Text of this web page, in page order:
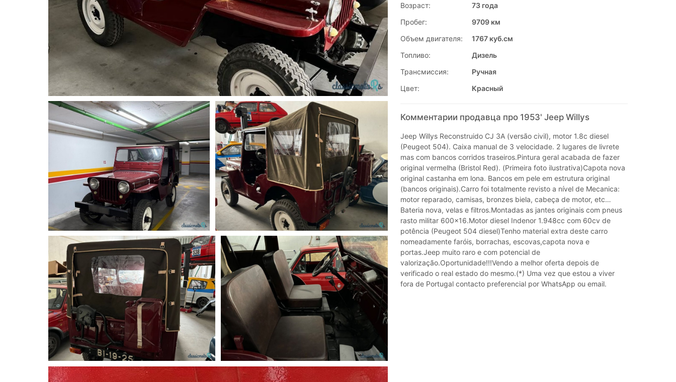
Возраст:
73 года
Пробег:
9709 км
Объем двигателя:
1767 куб.см
Топливо:
Дизель
Трансмиссия:
Ручная
Цвет:
Красный
Комментарии продавца про 1953' Jeep Willys
Jeep Willys Reconstruido CJ 3A (versão civil), motor 1.8c diesel
(Peugeot 504). Caixa manual de 3 velocidade. 2 lugares de livrete
mas com bancos corridos traseiros.Pintura geral acabada de fazer
original vermelha (Bristol Red). (Primeira foto ilustrativa)Capota nova
original castanha em lona. Bancos em pele em estrutura original
(bancos originais).Carro foi totalmente revisto a nível de Mecanica:
motor reparado, camisas, bronzes biela, cabeça de motor, etc…
Bateria nova, velas e filtros.Montadas as jantes originais com pneus
rasto militar 600x16.Motor diesel Indenor 1.948cc com 60cv de
potência (Peugeot 504 diesel)Tenho material extra deste carro
nomeadamente faróis, borrachas, escovas,capota nova e
portas.Jeep muito raro e com potencial de
valorização.Oportunidade!!!Vendo a melhor oferta depois de
verificado o real estado do mesmo.(*) Uma vez que estou a viver
fora de Portugal contacto preferencial por WhatsApp ou email.